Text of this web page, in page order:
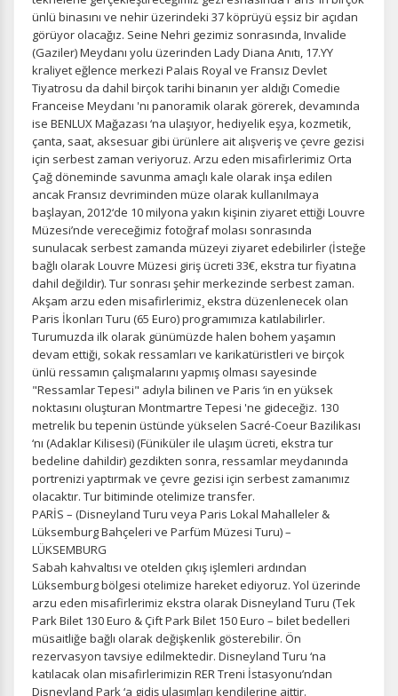
ünlü binasını ve nehir üzerindeki 37 köprüyü eşsiz bir açıdan
görüyor olacağız. Seine Nehri gezimiz sonrasında, Invalide
(Gaziler) Meydanı yolu üzerinden Lady Diana Anıtı, 17.YY
kraliyet eğlence merkezi Palais Royal ve Fransız Devlet
Tiyatrosu da dahil birçok tarihi binanın yer aldığı Comedie
Franceise Meydanı 'nı panoramik olarak görerek, devamında
ise BENLUX Mağazası ‘na ulaşıyor, hediyelik eşya, kozmetik,
çanta, saat, aksesuar gibi ürünlere ait alışveriş ve çevre gezisi
için serbest zaman veriyoruz. Arzu eden misafirlerimiz Orta
Çağ döneminde savunma amaçlı kale olarak inşa edilen
ancak Fransız devriminden müze olarak kullanılmaya
başlayan, 2012‘de 10 milyona yakın kişinin ziyaret ettiği Louvre
Müzesi’nde vereceğimiz fotoğraf molası sonrasında
sunulacak serbest zamanda müzeyi ziyaret edebilirler (İsteğe
bağlı olarak Louvre Müzesi giriş ücreti 33€, ekstra tur fiyatına
dahil değildir). Tur sonrası şehir merkezinde serbest zaman.
Akşam arzu eden misafirlerimiz¸ ekstra düzenlenecek olan
Paris İkonları Turu (65 Euro) programımıza katılabilirler.
Turumuzda ilk olarak günümüzde halen bohem yaşamın
devam ettiği, sokak ressamları ve karikatüristleri ve birçok
ünlü ressamın çalışmalarını yapmış olması sayesinde
"Ressamlar Tepesi" adıyla bilinen ve Paris ‘in en yüksek
noktasını oluşturan Montmartre Tepesi 'ne gideceğiz. 130
metrelik bu tepenin üstünde yükselen Sacré-Coeur Bazilikası
‘nı (Adaklar Kilisesi) (Füniküler ile ulaşım ücreti, ekstra tur
bedeline dahildir) gezdikten sonra, ressamlar meydanında
portrenizi yaptırmak ve çevre gezisi için serbest zamanımız
olacaktır. Tur bitiminde otelimize transfer.
PARİS – (Disneyland Turu veya Paris Lokal Mahalleler &
Lüksemburg Bahçeleri ve Parfüm Müzesi Turu) –
LÜKSEMBURG
Sabah kahvaltısı ve otelden çıkış işlemleri ardından
Lüksemburg bölgesi otelimize hareket ediyoruz. Yol üzerinde
arzu eden misafirlerimiz ekstra olarak Disneyland Turu (Tek
Park Bilet 130 Euro & Çift Park Bilet 150 Euro – bilet bedelleri
müsaitliğe bağlı olarak değişkenlik gösterebilir. Ön
rezervasyon tavsiye edilmektedir. Disneyland Turu ‘na
katılacak olan misafirlerimizin RER Treni İstasyonu’ndan
Disneyland Park ‘a gidiş ulaşımları kendilerine aittir.